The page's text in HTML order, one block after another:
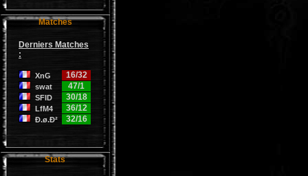
Matches
Derniers Matches
:
XnG 16/32
swat 47/1
SFID 30/18
LfM4 36/12
Ð.ø.Ð² 32/16
Stats